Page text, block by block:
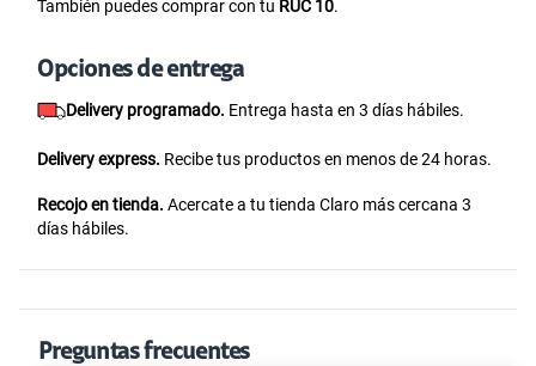
También puedes comprar con tu RUC 10.
Opciones de entrega
Delivery programado. Entrega hasta en 3 días hábiles.
Delivery express. Recibe tus productos en menos de 24 horas.
Recojo en tienda. Acercate a tu tienda Claro más cercana 3
días hábiles.
Preguntas frecuentes